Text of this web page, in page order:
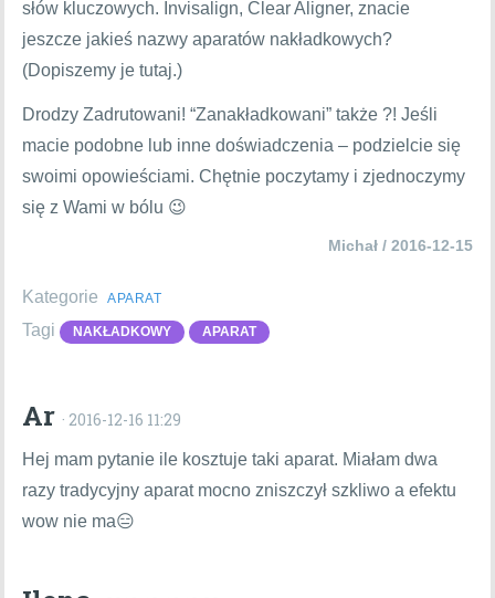
słów kluczowych. Invisalign, Clear Aligner, znacie
jeszcze jakieś nazwy aparatów nakładkowych?
(Dopiszemy je tutaj.)
Drodzy Zadrutowani! “Zanakładkowani” także ?! Jeśli
macie podobne lub inne doświadczenia – podzielcie się
swoimi opowieściami. Chętnie poczytamy i zjednoczymy
się z Wami w bólu 😉
Michał / 2016-12-15
Kategorie APARAT
Tagi NAKŁADKOWY APARAT
Ar · 2016-12-16 11:29
Hej mam pytanie ile kosztuje taki aparat. Miałam dwa
razy tradycyjny aparat mocno zniszczył szkliwo a efektu
wow nie ma😑